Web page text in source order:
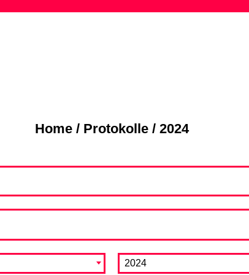
Home/ Protokolle/ 2024
2024